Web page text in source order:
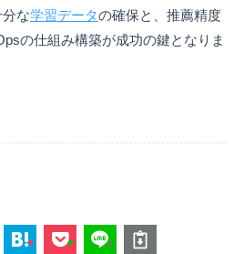
な学習データの確保と、推薦精度
の仕組み構築が成功の鍵となりま